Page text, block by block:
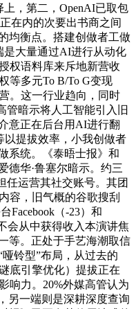
上，第二，OpenAI已取包
在内的次要出书商之间
均衡点。搭建创做者工做
是大量通过AI进行从动化
权语料库来斥地新营收
等多元To B/To G变现
。这一行业趋向，同时
管暗示将人工智能引入旧
意正在后台用AI进行翻
以提拔效率，小我创做者
系统。《泰晤士报》和
德华·鲁塞尔暗示。约三
任运营其社交账号。其团
容，旧气概的谷歌搜刮
Facebook（-23）和
会从中获得收入本演讲焦
等。正处于手艺海潮取信
铃型”布局，从过去的
底引擎优化）提拔正在
响力。20%外媒高管认为
另一端则是深耕深度查询